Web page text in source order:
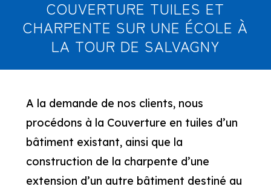
COUVERTURE TUILES ET
CHARPENTE SUR UNE ÉCOLE À
LA TOUR DE SALVAGNY
A la demande de nos clients, nous
procédons à la Couverture en tuiles d’un
bâtiment existant, ainsi que la
construction de la charpente d’une
extension d’un autre bâtiment destiné au